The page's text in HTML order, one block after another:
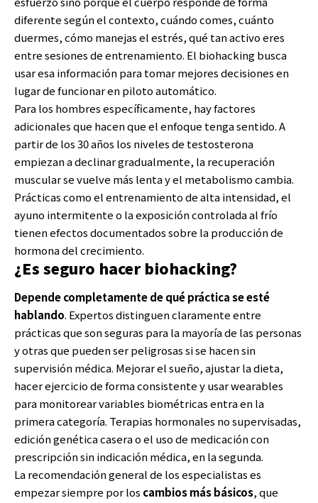
diferente según el contexto, cuándo comes, cuánto
duermes, cómo manejas el estrés, qué tan activo eres
entre sesiones de entrenamiento. El biohacking busca
usar esa información para tomar mejores decisiones en
lugar de funcionar en piloto automático.
Para los hombres específicamente, hay factores
adicionales que hacen que el enfoque tenga sentido. A
partir de los 30 años los niveles de testosterona
empiezan a declinar gradualmente, la recuperación
muscular se vuelve más lenta y el metabolismo cambia.
Prácticas como el entrenamiento de alta intensidad, el
ayuno intermitente o la exposición controlada al frío
tienen efectos documentados sobre la producción de
hormona del crecimiento.
¿Es seguro hacer biohacking?
Depende completamente de qué práctica se esté
hablando. Expertos distinguen claramente entre
prácticas que son seguras para la mayoría de las personas
y otras que pueden ser peligrosas si se hacen sin
supervisión médica. Mejorar el sueño, ajustar la dieta,
hacer ejercicio de forma consistente y usar wearables
para monitorear variables biométricas entra en la
primera categoría. Terapias hormonales no supervisadas,
edición genética casera o el uso de medicación con
prescripción sin indicación médica, en la segunda.
La recomendación general de los especialistas es
empezar siempre por los cambios más básicos, que